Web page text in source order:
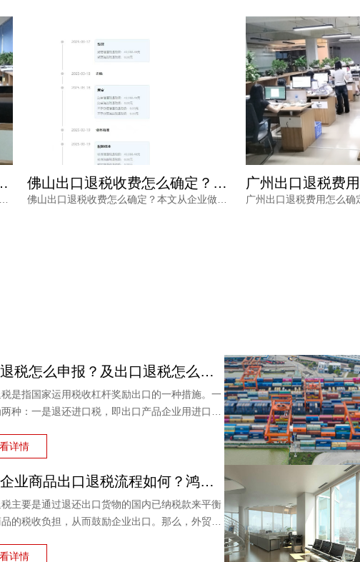
个维度决定最终报价。 佛山出口退税收费怎么确定？别再为糊涂账买单，内行揭秘
出口退税怎么申报？及出口退税怎么进行填写增值税申报表?
是指国家运用税收杠杆奖励出口的一种措施。一
种：一是退还进口税，即出口产品企业用进口原
详情
外贸企业商品出口退税流程如何？鸿裕以鞋业公司申请出口退税为例
主要是通过退还出口货物的国内已纳税款来平衡
的税收负担，从而鼓励企业出口。那么，外贸商
。详情